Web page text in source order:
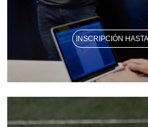
INSCRIPCIÓN